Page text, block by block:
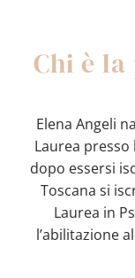
Chi è
Elena Angeli
Laurea presso
dopo essersi
Toscana si
Laurea in
l’abilitazione